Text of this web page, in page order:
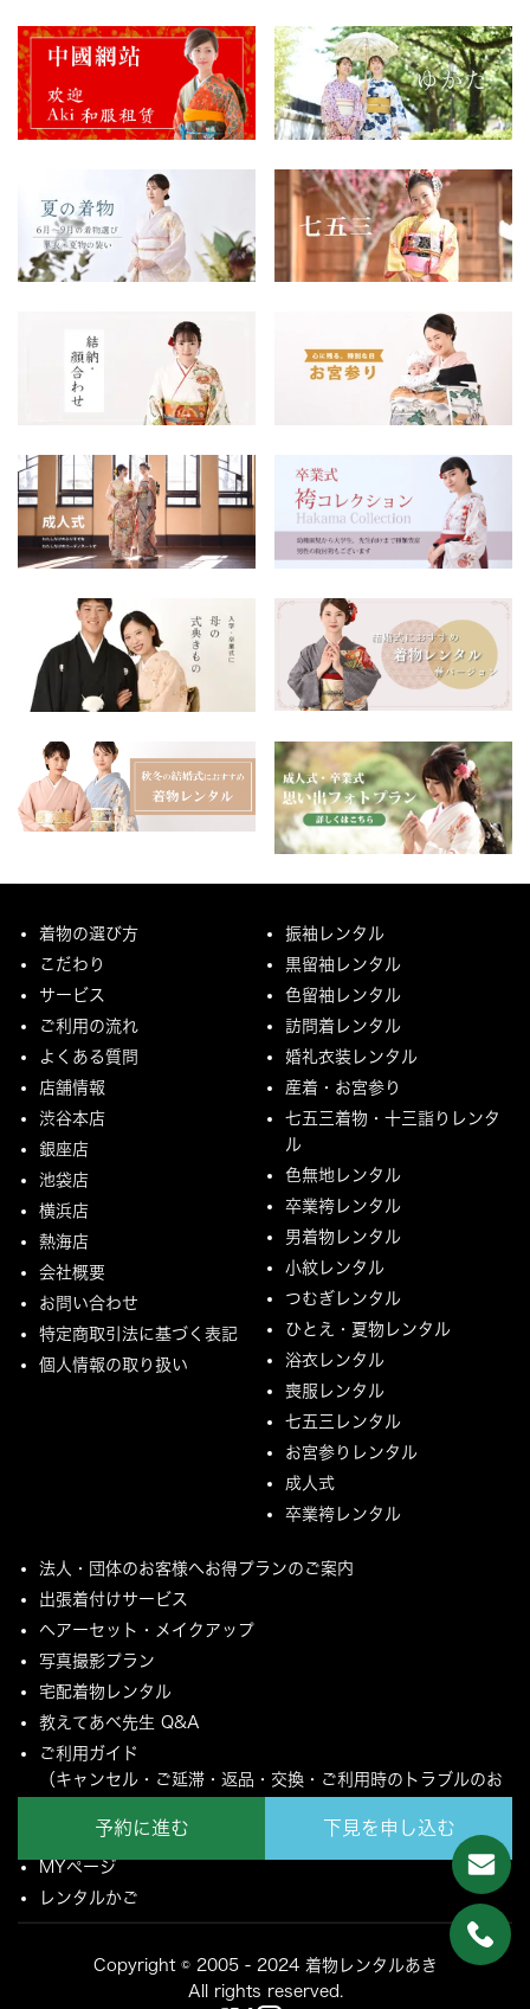
予約に進む 下見を申し込む
着物の選び方
こだわり
サービス
ご利用の流れ
よくある質問
店舗情報
渋谷本店
銀座店
池袋店
横浜店
熱海店
会社概要
お問い合わせ
特定商取引法に基づく表記
個人情報の取り扱い
振袖レンタル
黒留袖レンタル
色留袖レンタル
訪問着レンタル
婚礼衣装レンタル
産着・お宮参り
七五三着物・十三詣りレンタ
ル
色無地レンタル
卒業袴レンタル
男着物レンタル
小紋レンタル
つむぎレンタル
ひとえ・夏物レンタル
浴衣レンタル
喪服レンタル
七五三レンタル
お宮参りレンタル
成人式
卒業袴レンタル
法人・団体のお客様へお得プランのご案内
出張着付けサービス
ヘアーセット・メイクアップ
写真撮影プラン
宅配着物レンタル
教えてあべ先生 Q&A
ご利用ガイド
（キャンセル・ご延滞・返品・交換・ご利用時のトラブルのお
ご配送とご返却について
MYページ
レンタルかご
Copyright © 2005 - 2024 着物レンタルあき
All rights reserved.